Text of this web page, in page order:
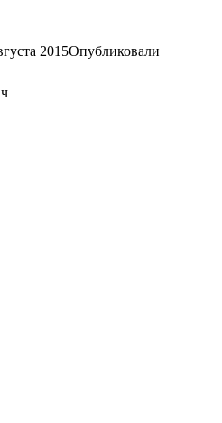
2015Опубликовали